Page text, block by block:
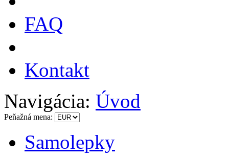
FAQ
Kontakt
Navigácia: Úvod
Peňažná mena:
Samolepky